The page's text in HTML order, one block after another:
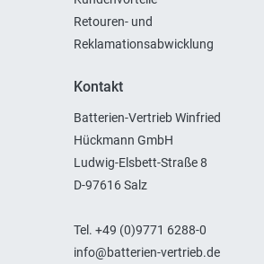
Retouren- und
Reklamationsabwicklung
Kontakt
Batterien-Vertrieb Winfried
Hückmann GmbH
Ludwig-Elsbett-Straße 8
D-97616 Salz
Tel. +49 (0)9771 6288-0
info@batterien-vertrieb.de